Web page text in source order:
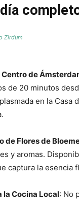
Zirdum
de
de 20 minutos
en la Casa
de Flores de
y aromas.
captura la esencia
la Cocina Local: No